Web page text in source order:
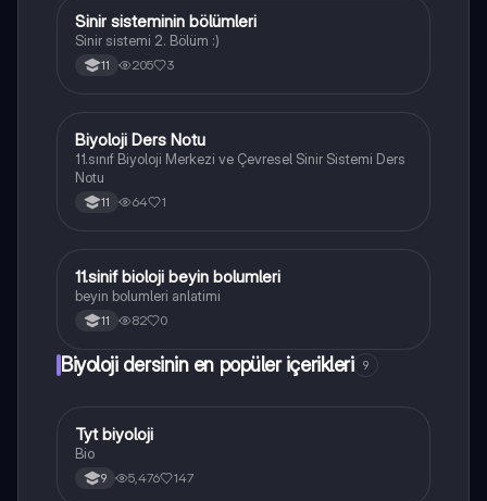
Biyoloji
Sinir sisteminin bölümleri
Sinir sistemi 2. Bölüm :)
11 205 3
Biyoloji
Biyoloji Ders Notu
11.sınıf Biyoloji Merkezi ve Çevresel Sinir Sistemi Ders
Notu
11 64 1
Biyoloji
11.sinif bioloji beyin bolumleri
beyin bolumleri anlatimi
11 82 0
Biyoloji dersinin en popüler içerikleri 9
Biyoloji
Tyt biyoloji
Bio
9 5,476 147